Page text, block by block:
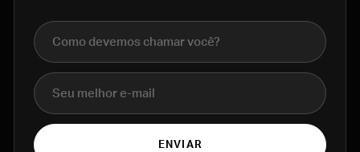
Nome completo
E-mail
ENVIAR